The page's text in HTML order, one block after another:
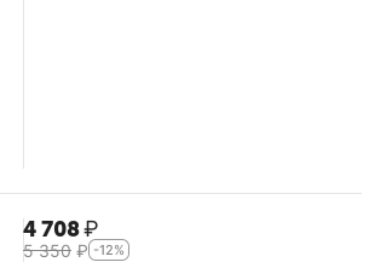
4 708₽
5 350 ₽ -12%